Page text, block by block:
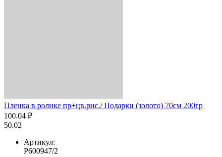
Пленка в ролике пр+цв.рис./ Подарки (золото) 70см 200гр
100.04 ₽
50.02
Артикул:
Р600947/2